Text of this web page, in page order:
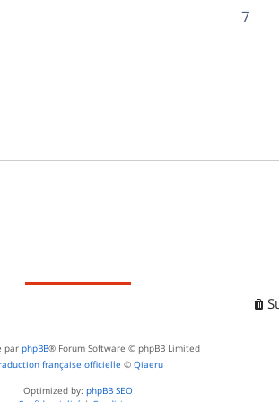
s
o
e
7R
par phpBB® Forum Software © phpBB Limited
française officielle © Qiaeru
Optimized by: phpBB SEO